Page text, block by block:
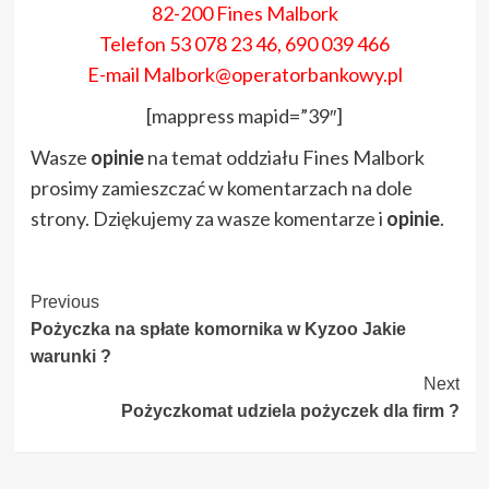
82-200 Fines Malbork
Telefon 53 078 23 46, 690 039 466
E-mail Malbork@operatorbankowy.pl
[mappress mapid=”39″]
Wasze opiniena temat oddziału Fines Malbork
prosimy zamieszczać w komentarzach na dole
strony. Dziękujemy za wasze komentarze i opinie.
Post
Navigation
Previous
Pożyczka na spłate komornika w Kyzoo Jakie
warunki ?
Next
Pożyczkomat udziela pożyczek dla firm ?